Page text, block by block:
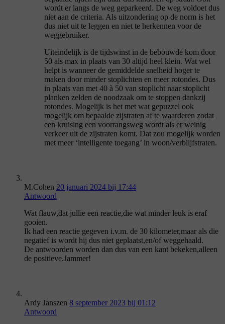
wordt er langs de weg geparkeerd. De weg voldoet dus
niet aan de criteria. Als uitzondering op de norm is het
dus niet uit te leggen en niet te herkennen voor de
weggebruiker.
Uiteindelijk is de tijdswinst in de bebouwde kom door
50 als max in plaats van 30 altijd heel klein. Wat wel
helpt is wanneer de gemiddelde snelheid hoger te
maken door minder stoplichten en meer rotondes. Dus
in plaats van met 40 à 50 van stoplicht naar stoplicht
planken zelden de noodzaak om te stoppen dankzij
rotondes. Mogelijk is het met wat gepuzzel ook
mogelijk om bepaalde zijstraten af te waarderen zodat
een kruising een voorrangsweg wordt als er weinig
verkeer uit de zijstraten komt. Dat zou mogelijk worden
met meer ‘intelligente toegang’ in woon/verblijfstraten.
M.Cohen 20 januari 2024 bij 17:44
Antwoord
Wat flauw,dat jullie een reactie,die wat minder leuk is eraf
gooien.
Ik had een reactie gegeven i.v.m. de 30 kilometer,maar als die
negatief is wordt hij dus niet geplaatst,en/of weggehaald.
De antwoorden worden dan dus van een kant bekeken,alleen
de positieve.Jammer!
Ardy Janszen 8 september 2023 bij 01:12
Antwoord